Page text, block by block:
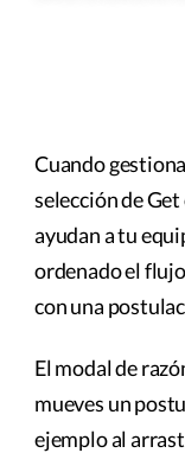
Cuando
selección de
ayudan a tu
ordenado el
con una
El modal de
mueves un
ejemplo al